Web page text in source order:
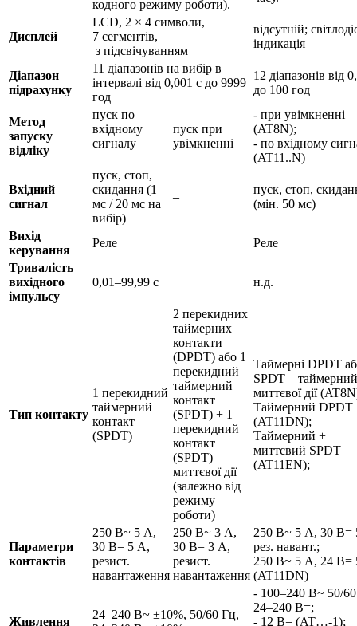
кодного режиму роботи).
Дисплей
LCD, 2 × 4 символи,
7 сегментів,
з підсвічуванням
відсутній;
індикація
Діапазон
підрахунку
11 діапазонів на вибір в
інтервалі від 0,001 с до 9999
год
12 діапазонів від
до 100 год
Метод
запуску
відліку
пуск по
вхідному
сигналу
пуск при
увімкненні
- при увімкненні
(AT8N);
- по вхідному
(AT11..N)
Вхідний
сигнал
пуск, стоп,
скидання (1
мс / 20 мс на
вибір)
–
пуск, стоп,
(мін. 50 мс)
Вихід
керування
Реле
Реле
Тривалість
вихідного
імпульсу
0,01–99,99 с н.д.
Тип контакту
1 перекидний
таймерний
контакт
(SPDT)
2 перекидних
таймерних
контакти
(DPDT) або 1
перекидний
таймерний
контакт
(SPDT) + 1
перекидний
контакт
(SPDT)
миттєвої дії
(залежно від
режиму
роботи)
Таймерні DPDT
SPDT – таймерний
миттєвої дії
Таймерний DPDT
(AT11DN);
Таймерний +
миттєвий SPDT
(AT11EN);
Параметри
контактів
250 В~ 5 А,
30 В= 5 А,
резист.
навантаження
250 В~ 3 А,
30 В= 3 А,
резист.
навантаження
250 В~ 5 А, 30 В=
рез. навант.;
250 В~ 5 А, 24 В=
(AT11DN)
Живлення
24–240 В~ ±10%, 50/60 Гц,
- 100–240 В~ 50/
24–240 В=;
- 12 В= (AT…-1);